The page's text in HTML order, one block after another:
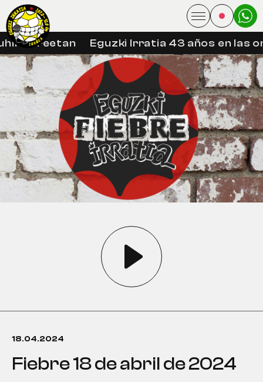
libreetan Eguzki Irratia 43 años en las
18.04.2024
fiebre 18 de abril de 2024